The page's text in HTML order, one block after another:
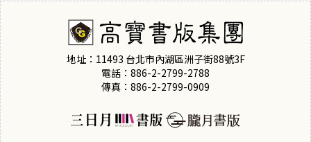
地址：11493 台北市內湖區洲子街88號3F
電話：886-2-2799-2788
傳真：886-2-2799-0909